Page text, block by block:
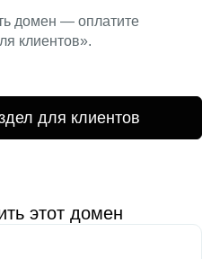
домен — оплатите
клиентов».
для клиентов
этот домен